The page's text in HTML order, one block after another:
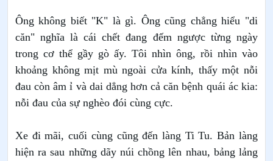
Ông không biết "K" là gì. Ông cũng chẳng hiểu "di
căn" nghĩa là cái chết đang đếm ngược từng ngày
trong cơ thể gầy gò ấy. Tôi nhìn ông, rồi nhìn vào
khoảng không mịt mù ngoài cửa kính, thấy một nỗi
đau còn âm ỉ và dai dẳng hơn cả căn bệnh quái ác kia:
nỗi đau của sự nghèo đói cùng cực.
Xe đi mãi, cuối cùng cũng đến làng Ti Tu. Bản làng
hiện ra sau những dãy núi chồng lên nhau, bảng lảng